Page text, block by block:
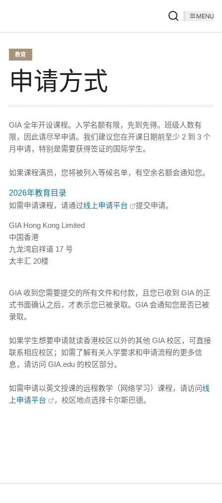
MENU
教育
申请方式
GIA 全年开设课程。入学名额有限，先到先得。班级人数有
限，因此请尽早申请。我们建议您在开课日期前至少 2 到 3 个
月申请，特别是需要获得签证的国际学生。
如果课程满员，您将被列入等候名单，有空余名额会通知您。
2026年教育目录
如需申请课程，请通过线上申请平台 提交申请。
GIA Hong Kong Limited
中国香港
九龙湾启祥道 17 号
太丰汇 20楼
GIA 收到您需要提交的所有文件和付款，且您已收到 GIA 的正
式书面确认之后，才表示您已被录取。GIA 会通知您是否已被
录取。
如果学生想要申请就读香港校区以外的其他 GIA 校区，可直接
联系相应校区；如需了解有关入学要求和申请流程的更多信
息，请访问 GIA.edu 的校区部分。
如需申请以英文授课的远程教学（网络学习）课程，请访问线
上申请平台
，校区地点选择卡尔斯巴德。